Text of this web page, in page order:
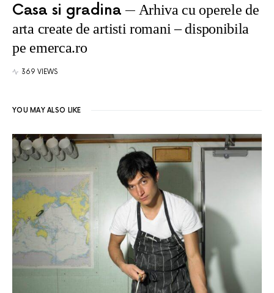
Casa si gradina
Arhiva cu operele de
arta create de artisti romani – disponibila
pe emerca.ro
369 VIEWS
YOU MAY ALSO LIKE